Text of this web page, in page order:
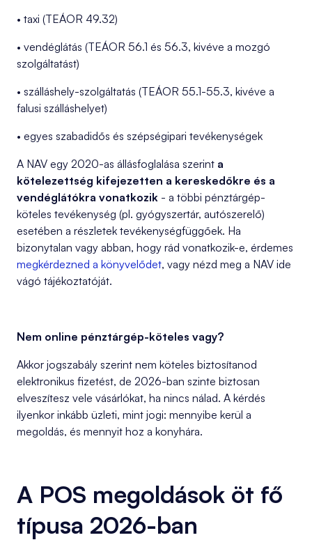
• taxi (TEÁOR 49.32)
• vendéglátás (TEÁOR 56.1 és 56.3, kivéve a mozgó
szolgáltatást)
• szálláshely-szolgáltatás (TEÁOR 55.1-55.3, kivéve a
falusi szálláshelyet)
• egyes szabadidős és szépségipari tevékenységek
A NAV egy 2020-as állásfoglalása szerint a
kötelezettség kifejezetten a kereskedőkre és a
vendéglátókra vonatkozik - a többi pénztárgép-
köteles tevékenység (pl. gyógyszertár, autószerelő)
esetében a részletek tevékenységfüggőek. Ha
bizonytalan vagy abban, hogy rád vonatkozik-e, érdemes
megkérdezned a könyvelődet, vagy nézd meg a NAV ide
vágó tájékoztatóját.
Nem online pénztárgép-köteles vagy?
Akkor jogszabály szerint nem köteles biztosítanod
elektronikus fizetést, de 2026-ban szinte biztosan
elveszítesz vele vásárlókat, ha nincs nálad. A kérdés
ilyenkor inkább üzleti, mint jogi: mennyibe kerül a
megoldás, és mennyit hoz a konyhára.
A POS megoldások öt fő
típusa 2026-ban